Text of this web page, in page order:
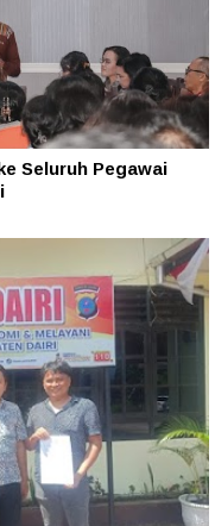
Seluruh Pegawai